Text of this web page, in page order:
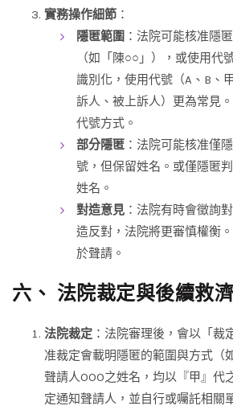
實務操作細節 ：
隱匿範圍 ：法院可能核准隱
（如「陳○○」），或使用代
識別化，使用代號（A、B、
訴人、被上訴人）更為常見
代號方式。
部分隱匿 ：法院可能核准僅
號，但保留姓名。或僅隱匿
姓名。
對造意見 ：法院有時會徵詢
造反對，法院將更審慎權衡
於聲請。
六、 法院裁定與後續救濟
法院裁定 ：法院審理後，會以「裁
准裁定會載明隱匿的範圍與方式（
聲請人OOO之姓名，均以『甲』代
定通知聲請人，並自行或囑託相關